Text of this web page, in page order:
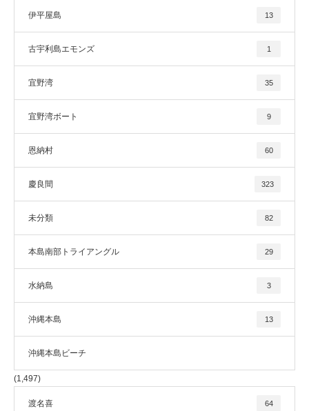
伊平屋島 13
古宇利島エモンズ 1
宜野湾 35
宜野湾ボート 9
恩納村 60
慶良間 323
未分類 82
本島南部トライアングル 29
水納島 3
沖縄本島 13
沖縄本島ビーチ
(1,497)
渡名喜 64